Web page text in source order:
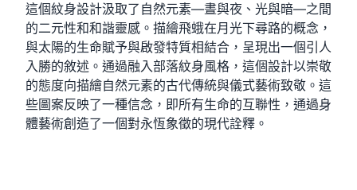
這個紋身設計汲取了自然元素—晝與夜、光與暗—之間
的二元性和和諧靈感。描繪飛蛾在月光下尋路的概念，
與太陽的生命賦予與啟發特質相結合，呈現出一個引人
入勝的敘述。通過融入部落紋身風格，這個設計以崇敬
的態度向描繪自然元素的古代傳統與儀式藝術致敬。這
些圖案反映了一種信念，即所有生命的互聯性，通過身
體藝術創造了一個對永恆象徵的現代詮釋。